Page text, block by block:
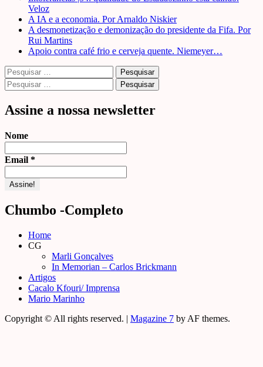
Veloz
A IA e a economia. Por Arnaldo Niskier
A desmonetização e demonização do presidente da Fifa. Por
Rui Martins
Apoio contra café frio e cerveja quente. Niemeyer…
Pesquisar
por:
Pesquisar
por:
Assine a nossa newsletter
Nome
Email *
Chumbo -Completo
Home
CG
Marli Gonçalves
In Memorian – Carlos Brickmann
Artigos
Cacalo Kfouri/ Imprensa
Mario Marinho
Copyright © All rights reserved. | Magazine 7 by AF themes.